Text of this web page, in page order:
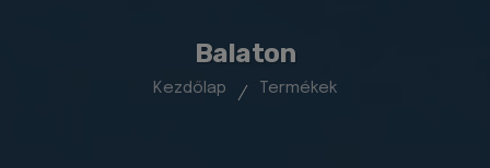
Balaton
Kezdőlap Termékek